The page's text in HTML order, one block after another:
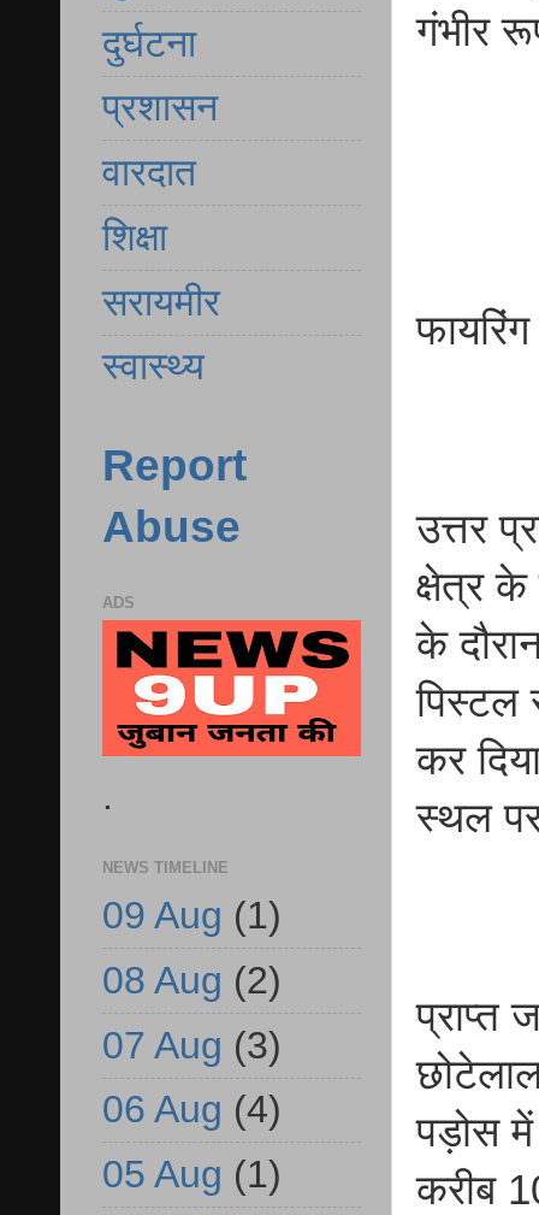
गंभीर
उत्तर
क्षेत्र के
के
पिस्टल
कर
स्थल
प्राप्त
पड़ोस में
करीब
दुर्घटना
प्रशासन
वारदात
शिक्षा
सरायमीर
स्वास्थ्य
Report
Abuse
ADS
.
NEWS TIMELINE
09 Aug (1)
08 Aug (2)
07 Aug (3)
06 Aug (4)
05 Aug (1)